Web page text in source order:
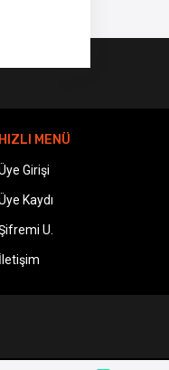
HIZLI MENÜ
Girişi
Kaydı
U.
İletişim